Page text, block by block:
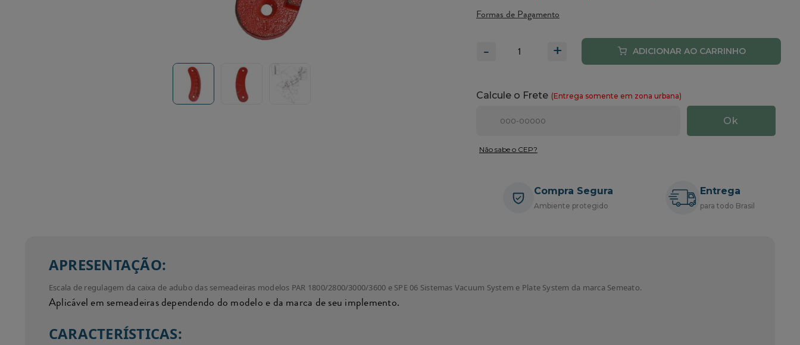
Formas de Pagamento
- +
Não sabe o CEP?
Compra Segura
Ambiente protegido
Entrega
para todo Brasil
APRESENTAÇÃO:
Escala de regulagem da caixa de adubo das semeadeiras modelos PAR 1800/2800/3000/3600 e SPE 06 Sistemas Vacuum System e Plate System da marca Semeato.
Aplicável em semeadeirasdependendo do modelo e da marca de seu implemento.
CARACTERÍSTICAS: